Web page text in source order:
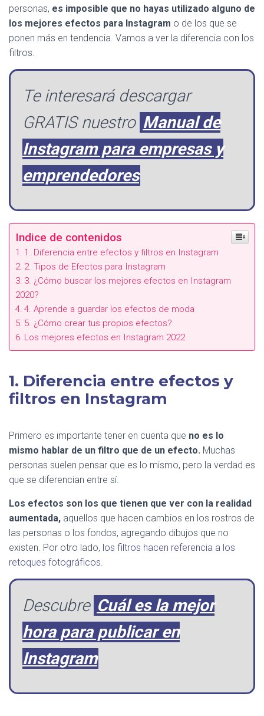
personas, es imposible que no hayas utilizado alguno de
los mejores efectos para Instagram o de los que se
ponen más en tendencia. Vamos a ver la diferencia con los
filtros.
Te interesará descargar
GRATIS nuestro Manual de
Instagram para empresas y
emprendedores
Indice de contenidos
1. Diferencia entre efectos y filtros en Instagram
2. Tipos de Efectos para Instagram
3. ¿Cómo buscar los mejores efectos en Instagram
2020?
4. Aprende a guardar los efectos de moda
5. ¿Cómo crear tus propios efectos?
Los mejores efectos en Instagram 2022
1. Diferencia entre efectos y
filtros en Instagram
Primero es importante tener en cuenta que no es lo
mismo hablar de un filtro que de un efecto. Muchas
personas suelen pensar que es lo mismo, pero la verdad es
que se diferencian entre sí.
Los efectos son los que tienen que ver con la realidad
aumentada, aquellos que hacen cambios en los rostros de
las personas o los fondos, agregando dibujos que no
existen. Por otro lado, los filtros hacen referencia a los
retoques fotográficos.
Descubre Cuál es la mejor
hora para publicar en
Instagram